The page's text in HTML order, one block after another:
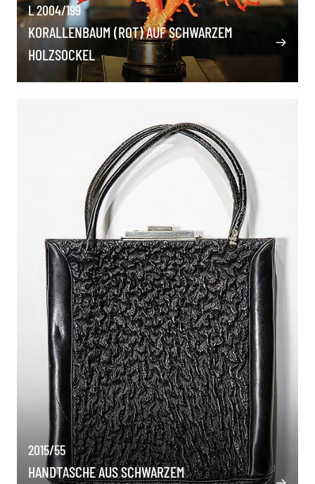
L 2004/199
KORALLENBAUM (ROT) AUF SCHWARZEM
HOLZSOCKEL
2015/55
HANDTASCHE AUS SCHWARZEM